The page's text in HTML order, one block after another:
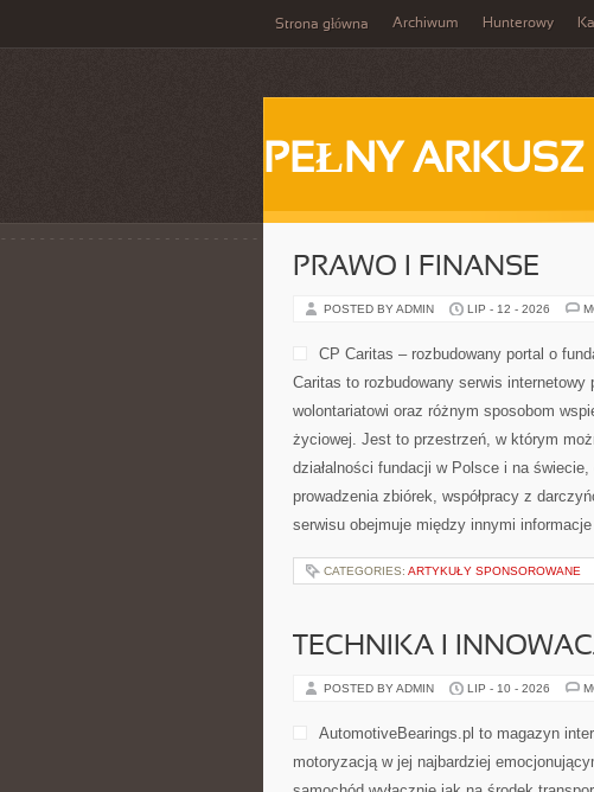
Strona główna Archiwum Hunterowy
PEŁNY ARKUSZ
PRAWO I FINANSE
POSTED BY ADMIN LIP - 12 - 2026
CP Caritas – rozbudowany portal o
Caritas to rozbudowany serwis
wolontariatowi oraz różnym sposobom
życiowej. Jest to przestrzeń, w którym
działalności fundacji w Polsce i na
prowadzenia zbiórek, współpracy z
serwisu obejmuje między innymi
CATEGORIES: ARTYKUŁY SPONSOROWANE
TECHNIKA I
POSTED BY ADMIN LIP - 10 - 2026
AutomotiveBearings.pl to magazyn
motoryzacją w jej najbardziej